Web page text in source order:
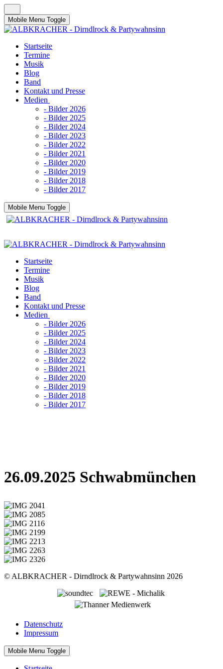
Mobile Menu Toggle
Startseite
Termine
Musik
Blog
Band
Kontakt und Presse
Medien
- Bilder 2026
- Bilder 2025
- Bilder 2024
- Bilder 2023
- Bilder 2022
- Bilder 2021
- Bilder 2020
- Bilder 2019
- Bilder 2018
- Bilder 2017
Mobile Menu Toggle
Startseite
Termine
Musik
Blog
Band
Kontakt und Presse
Medien
- Bilder 2026
- Bilder 2025
- Bilder 2024
- Bilder 2023
- Bilder 2022
- Bilder 2021
- Bilder 2020
- Bilder 2019
- Bilder 2018
- Bilder 2017
26.09.2025 Schwabmünchen
© ALBKRACHER - Dirndlrock & Partywahnsinn 2026
Datenschutz
Impressum
Mobile Menu Toggle